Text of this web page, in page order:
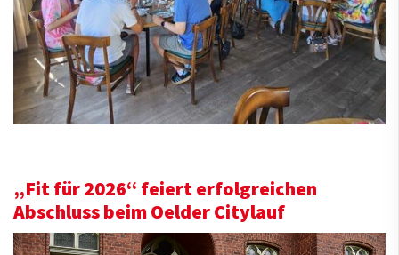
„Fit für 2026“ feiert erfolgreichen
Abschluss beim Oelder Citylauf